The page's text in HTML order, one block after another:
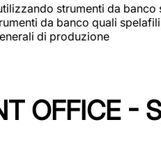
strumenti da
da banco quali
di produzione
OFFICE -